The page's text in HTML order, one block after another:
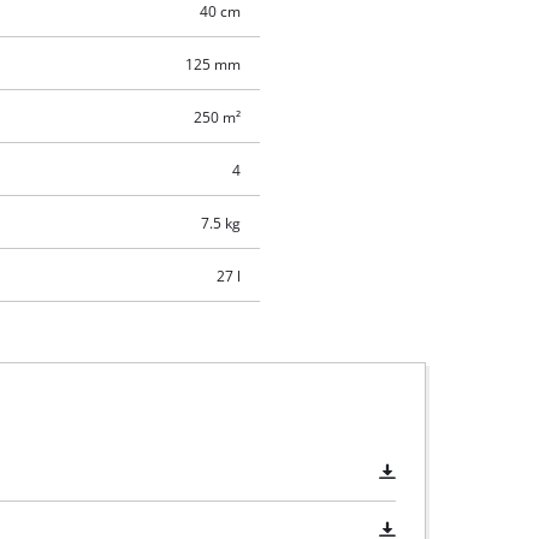
40 cm
125 mm
250 m²
4
7.5 kg
27 l